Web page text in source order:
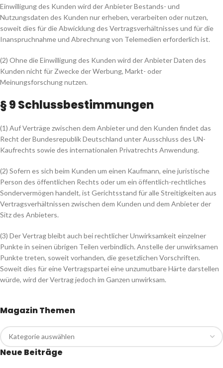
Einwilligung des Kunden wird der Anbieter Bestands- und
Nutzungsdaten des Kunden nur erheben, verarbeiten oder nutzen,
soweit dies für die Abwicklung des Vertragsverhältnisses und für die
Inanspruchnahme und Abrechnung von Telemedien erforderlich ist.
(2) Ohne die Einwilligung des Kunden wird der Anbieter Daten des
Kunden nicht für Zwecke der Werbung, Markt- oder
Meinungsforschung nutzen.
§ 9 Schlussbestimmungen
(1) Auf Verträge zwischen dem Anbieter und den Kunden findet das
Recht der Bundesrepublik Deutschland unter Ausschluss des UN-
Kaufrechts sowie des internationalen Privatrechts Anwendung.
(2) Sofern es sich beim Kunden um einen Kaufmann, eine juristische
Person des öffentlichen Rechts oder um ein öffentlich-rechtliches
Sondervermögen handelt, ist Gerichtsstand für alle Streitigkeiten aus
Vertragsverhältnissen zwischen dem Kunden und dem Anbieter der
Sitz des Anbieters.
(3) Der Vertrag bleibt auch bei rechtlicher Unwirksamkeit einzelner
Punkte in seinen übrigen Teilen verbindlich. Anstelle der unwirksamen
Punkte treten, soweit vorhanden, die gesetzlichen Vorschriften.
Soweit dies für eine Vertragspartei eine unzumutbare Härte darstellen
würde, wird der Vertrag jedoch im Ganzen unwirksam.
Magazin Themen
Neue Beiträge